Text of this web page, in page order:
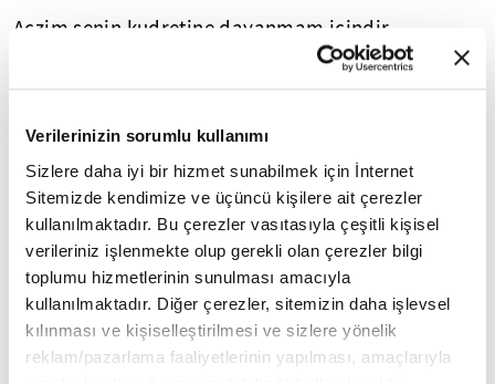
Verilerinizin sorumlu kullanımı
Sizlere daha iyi bir hizmet sunabilmek için İnternet
Sitemizde kendimize ve üçüncü kişilere ait çerezler
kullanılmaktadır. Bu çerezler vasıtasıyla çeşitli kişisel
verileriniz işlenmekte olup gerekli olan çerezler bilgi
toplumu hizmetlerinin sunulması amacıyla
kullanılmaktadır. Diğer çerezler, sitemizin daha işlevsel
kılınması ve kişiselleştirilmesi ve sizlere yönelik
reklam/pazarlama faaliyetlerinin yapılması, amaçlarıyla
Aczim senin kudretine dayanmam içindir.
Aczimi kudretine sığınma vesilesi eyle.
Müteâlî sensin, İlah sensin, Rab sensin.
Kulluğumu rızanı kazanma vesilesi eyle…
💠💠💠
FİKRİYAT.COM SOSYAL MEDYADA!
Fikriyat'ı aşağıdakisosyal medya adreslerinden